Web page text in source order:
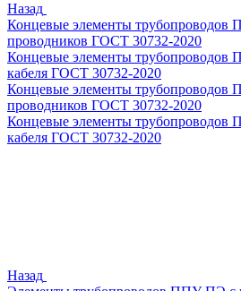
Назад
Концевые элементы трубопроводов
проводников ГОСТ 30732-2020
Концевые элементы
кабеля ГОСТ 30732-2020
Концевые элементы трубопроводов
проводников ГОСТ 30732-2020
Концевые элементы
кабеля ГОСТ 30732-2020
Назад